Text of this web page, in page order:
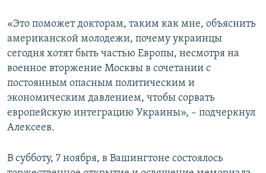
«Это поможет докторам, таким как мне, объяснить
американской молодежи, почему украинцы
сегодня хотят быть частью Европы, несмотря на
военное вторжение Москвы в сочетании с
постоянным опасным политическим и
экономическим давлением, чтобы сорвать
европейскую интеграцию Украины», – подчеркнул
Алексеев.
В субботу, 7 ноября, в Вашингтоне состоялось